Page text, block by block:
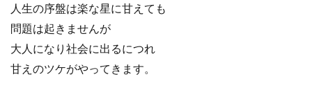
人生の序盤は楽な星に甘えても
問題は起きませんが
大人になり社会に出るにつれ
甘えのツケがやってきます。